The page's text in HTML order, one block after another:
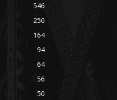
546
250
164
94
64
56
50